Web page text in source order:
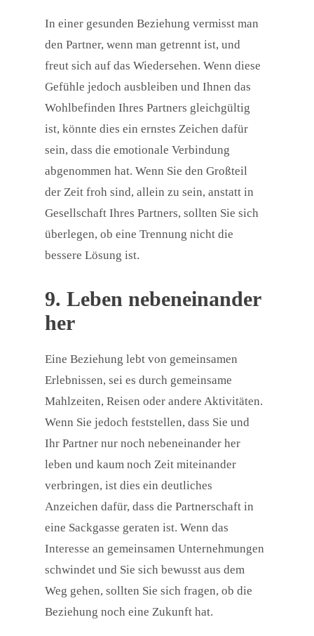
In einer gesunden Beziehung vermisst man
den Partner, wenn man getrennt ist, und
freut sich auf das Wiedersehen. Wenn diese
Gefühle jedoch ausbleiben und Ihnen das
Wohlbefinden Ihres Partners gleichgültig
ist, könnte dies ein ernstes Zeichen dafür
sein, dass die emotionale Verbindung
abgenommen hat. Wenn Sie den Großteil
der Zeit froh sind, allein zu sein, anstatt in
Gesellschaft Ihres Partners, sollten Sie sich
überlegen, ob eine Trennung nicht die
bessere Lösung ist.
9. Leben nebeneinander
her
Eine Beziehung lebt von gemeinsamen
Erlebnissen, sei es durch gemeinsame
Mahlzeiten, Reisen oder andere Aktivitäten.
Wenn Sie jedoch feststellen, dass Sie und
Ihr Partner nur noch nebeneinander her
leben und kaum noch Zeit miteinander
verbringen, ist dies ein deutliches
Anzeichen dafür, dass die Partnerschaft in
eine Sackgasse geraten ist. Wenn das
Interesse an gemeinsamen Unternehmungen
schwindet und Sie sich bewusst aus dem
Weg gehen, sollten Sie sich fragen, ob die
Beziehung noch eine Zukunft hat.